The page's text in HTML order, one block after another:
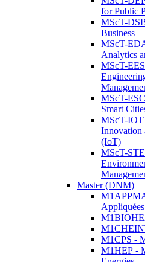
for Public
MScT-
Business
MScT-
Analytics
MScT-
MScT-
Smart
MScT-IOT
Innovation
(IoT)
MScT-
Master (DNM)
M1CPS -
M1HEP -